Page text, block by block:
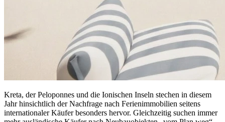
Kreta, der Peloponnes und die Ionischen Inseln stechen in diesem
Jahr hinsichtlich der Nachfrage nach Ferienimmobilien seitens
internationaler Käufer besonders hervor. Gleichzeitig suchen immer